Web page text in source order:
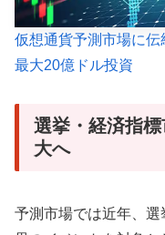
仮想通貨予測市場に
最大20億ドル投資
選挙・経済指
大へ
予測市場では近年、